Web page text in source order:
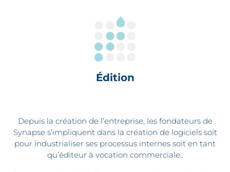
Édition
Depuis la création de l’entreprise, les fondateurs de
Synapse s’impliquent dans la création de logiciels soit
pour industrialiser ses processus internes soit en tant
qu’éditeur à vocation commerciale..